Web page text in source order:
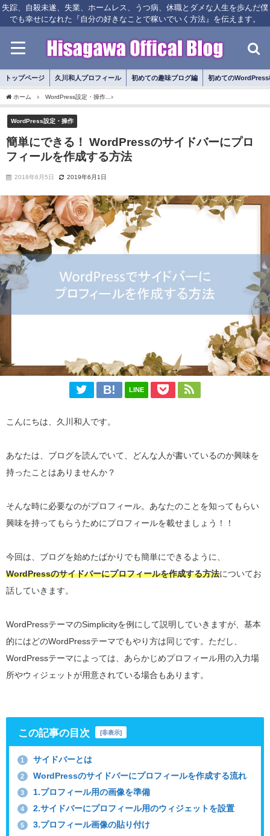
失踪、自殺未遂、失業、ホームレス、うつ病、休職とダメな人生を歩んだ僕
でも幸せになれた『自分の好きなことで稼いでいく方法』を伝えます。
トップページ 久川和人プロフィール 初めての趣味ブログ編 初めてのWordPress
ホーム WordPress設定・操作
WordPress設定・操作
簡単にできる！ WordPressのサイドバーにプロ
フィールを作成する方法
2018年6月5日 2019年6月1日
LINE
こんにちは、久川和人です。
あなたは、ブログを読んでいて、どんな人が書いているのか興味を
持ったことはありませんか？
そんな時に必要なのがプロフィール。あなたのことを知ってもらい
興味を持ってもらうためにプロフィールを載せましょう！！
今回は、ブログを始めたばかりでも簡単にできるように、
WordPressのサイドバーにプロフィールを作成する方法についてお
話していきます。
WordPressテーマのSimplicityを例にして説明していきますが、基本
的にはどのWordPressテーマでもやり方は同じです。ただし、
WordPressテーマによっては、あらかじめプロフィール用の入力場
所やウィジェットが用意されている場合もあります。
この記事の目次 [非表示]
1 サイドバーとは
2 WordPressのサイドバーにプロフィールを作成する流れ
3 1.プロフィール用の画像を準備
4 2.サイドバーにプロフィール用のウィジェットを設置
5 3.プロフィール画像の貼り付け